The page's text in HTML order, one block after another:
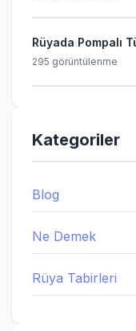
Rüyada Pompalı
295 görüntülenme
Kategoriler
Blog
Ne Demek
Rüya Tabirleri